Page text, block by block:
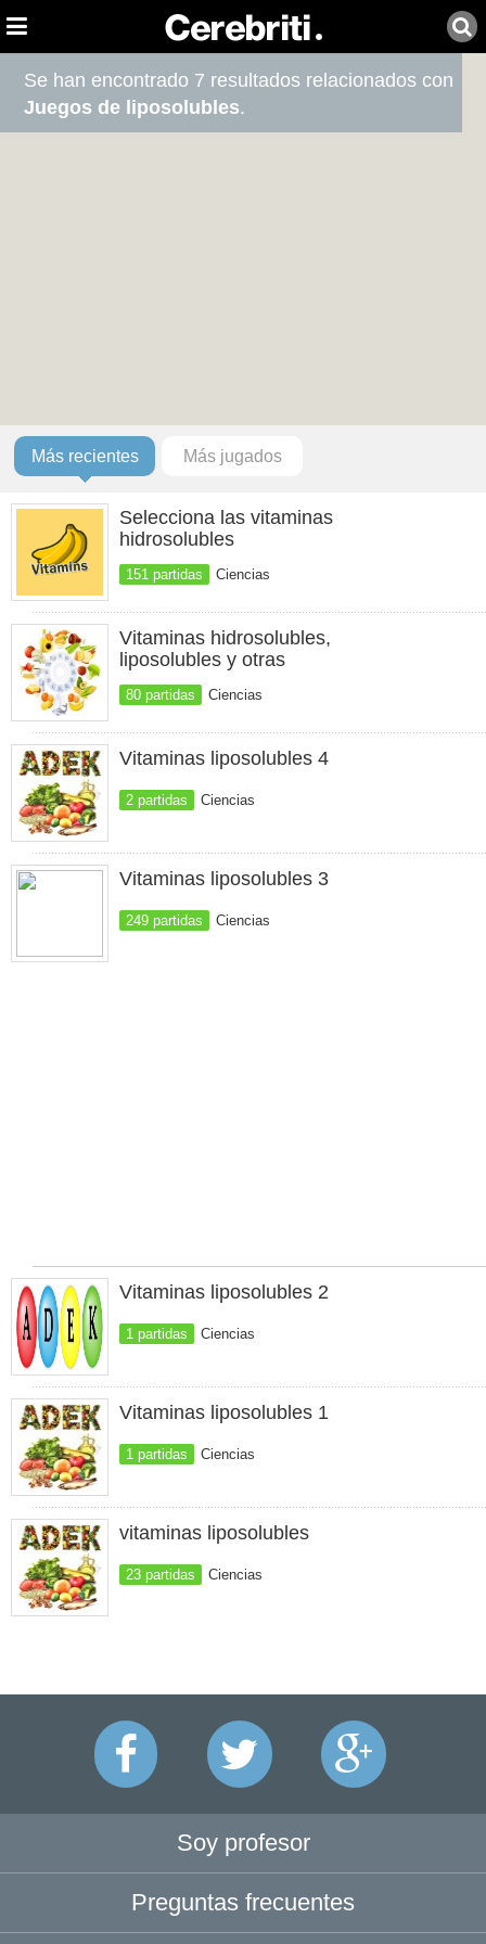
Se han encontrado 7 resultados relacionados con
Juegos de liposolubles.
Más recientes Más jugados
Selecciona las vitaminas
hidrosolubles
151 partidas Ciencias
Vitaminas hidrosolubles,
liposolubles y otras
80 partidas Ciencias
Vitaminas liposolubles 4
2 partidas Ciencias
Vitaminas liposolubles 3
249 partidas Ciencias
Vitaminas liposolubles 2
1 partidas Ciencias
Vitaminas liposolubles 1
1 partidas Ciencias
vitaminas liposolubles
23 partidas Ciencias
Soy profesor
Preguntas frecuentes